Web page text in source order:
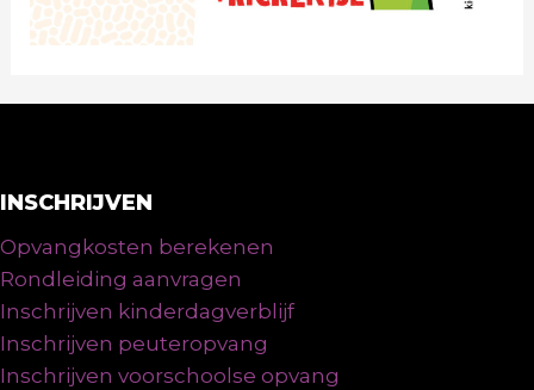
INSCHRIJVEN
Opvangkosten berekenen
Rondleiding aanvragen
Inschrijven kinderdagverblijf
Inschrijven peuteropvang
Inschrijven voorschoolse opvang